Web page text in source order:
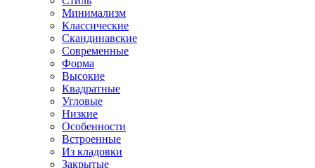
Минимализм
Классические
Скандинавские
Современные
Форма
Высокие
Квадратные
Угловые
Низкие
Особенности
Встроенные
Из кладовки
Закрытые